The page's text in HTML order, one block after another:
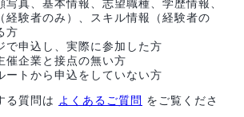
写真、基本情報、志望職種、学歴情報、
経験者のみ）、スキル情報（経験者の
方
で申込し、実際に参加した方
催企業と接点の無い方
ートから申込をしていない方
る質問は よくあるご質問 をご覧くださ